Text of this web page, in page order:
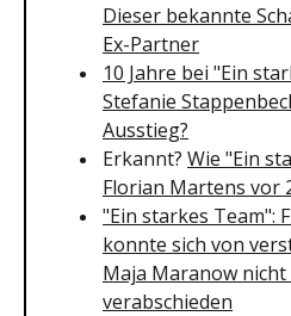
Dieser bekannte
Ex-Partner
10 Jahre bei "Ein
Stefanie
Ausstieg?
Erkannt? Wie "Ein
Florian Martens vor
"Ein starkes Team":
konnte sich von
Maja Maranow
verabschieden